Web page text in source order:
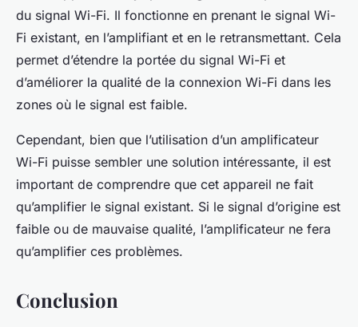
du signal Wi-Fi. Il fonctionne en prenant le signal Wi-
Fi existant, en l’amplifiant et en le retransmettant. Cela
permet d’étendre la portée du signal Wi-Fi et
d’améliorer la qualité de la connexion Wi-Fi dans les
zones où le signal est faible.
Cependant, bien que l’utilisation d’un amplificateur
Wi-Fi puisse sembler une solution intéressante, il est
important de comprendre que cet appareil ne fait
qu’amplifier le signal existant. Si le signal d’origine est
faible ou de mauvaise qualité, l’amplificateur ne fera
qu’amplifier ces problèmes.
Conclusion